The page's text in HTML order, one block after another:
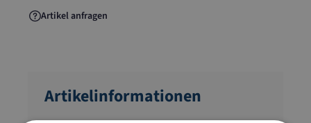
Artikel anfragen
Artikelinformationen